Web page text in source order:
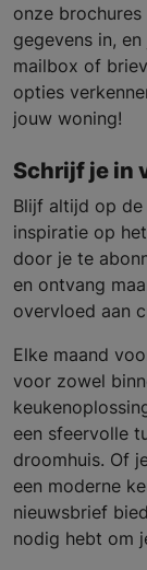
onze
gegevens in,
mailbox of
opties
jouw woning!
Schrijf je in
Blijf altijd op de
inspiratie op
door je te
en ontvang
overvloed aan
Elke maand
voor zowel
een sfeervolle
droomhuis. Of
een moderne
nieuwsbrief
nodig hebt om